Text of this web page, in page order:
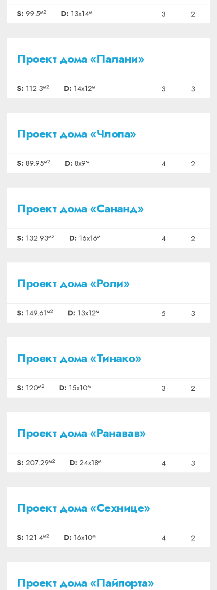
S: 99.5м2 D: 13x14м 3
2
Проект дома «Палани»
S: 112.3м2 D: 14x12м 3
3
Проект дома «Члопа»
S: 89.95м2 D: 8x9м 4
2
Проект дома «Сананд»
S: 132.93м2 D: 16x16м 4
2
Проект дома «Роли»
S: 149.61м2 D: 13x12м 5
3
Проект дома «Тинако»
S: 120м2 D: 15x10м 3
2
Проект дома «Ранавав»
S: 207.29м2 D: 24x18м 4
3
Проект дома «Сехнице»
S: 121.4м2 D: 16x10м 4
2
Проект дома «Пайпорта»